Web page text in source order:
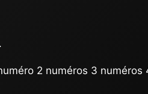
2 numéros 3 numéros